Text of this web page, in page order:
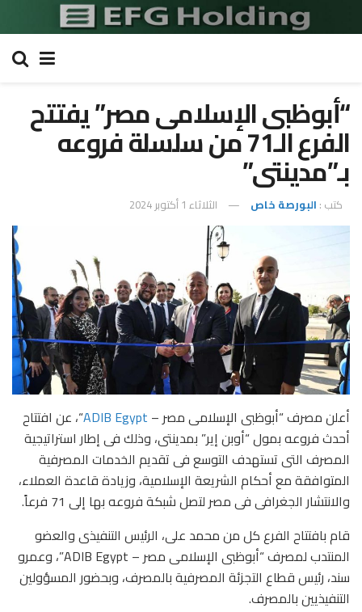
“أبوظبى الإسلامى مصر” يفتتح
الفرع الـ71 من سلسلة فروعه
بـ”مدينتى”
كتب : البورصة خاص الثلاثاء 1 أكتوبر 2024
أعلن مصرف “أبوظبى الإسلامى مصر – ADIB Egypt“، عن افتتاح
أحدث فروعه بمول “أوبن إير” بمدينتى، وذلك فى إطار استراتيجية
المصرف التى تستهدف التوسع فى تقديم الخدمات المصرفية
المتوافقة مع أحكام الشريعة الإسلامية، وزيادة قاعدة العملاء،
والانتشار الجغرافى فى مصر لتصل شبكة فروعه بها إلى 71 فرعاً.
قام بافتتاح الفرع كل من محمد على، الرئيس التنفيذى والعضو
المنتدب لمصرف “أبوظبى الإسلامى مصر – ADIB Egypt”، وعمرو
سند، رئيس قطاع التجزئة المصرفية بالمصرف، وبحضور المسؤولين
التنفيذيين بالمصرف.